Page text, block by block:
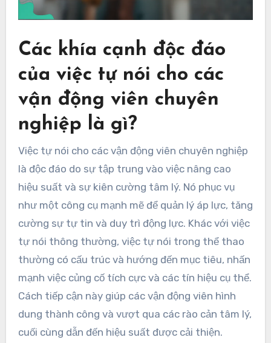
Các khía cạnh độc đáo
của việc tự nói cho các
vận động viên chuyên
nghiệp là gì?
Việc tự nói cho các vận động viên chuyên nghiệp
là độc đáo do sự tập trung vào việc nâng cao
hiệu suất và sự kiên cường tâm lý. Nó phục vụ
như một công cụ mạnh mẽ để quản lý áp lực, tăng
cường sự tự tin và duy trì động lực. Khác với việc
tự nói thông thường, việc tự nói trong thể thao
thường có cấu trúc và hướng đến mục tiêu, nhấn
mạnh việc củng cố tích cực và các tín hiệu cụ thể.
Cách tiếp cận này giúp các vận động viên hình
dung thành công và vượt qua các rào cản tâm lý,
cuối cùng dẫn đến hiệu suất được cải thiện.